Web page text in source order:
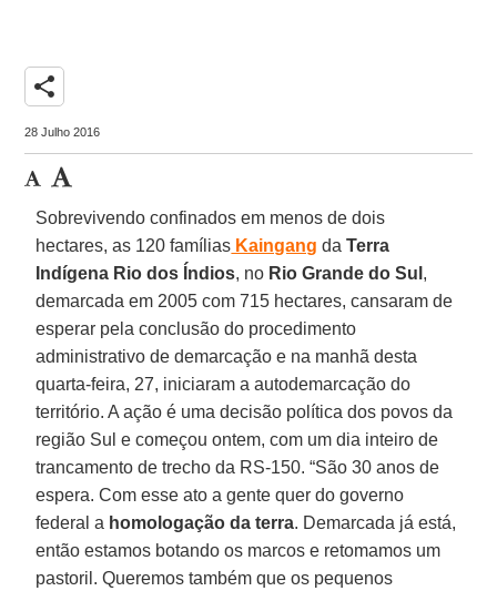
share
28 Julho 2016
Sobrevivendo confinados em menos de dois
hectares, as 120 famílias Kaingang da Terra
Indígena Rio dos Índios, no Rio Grande do Sul ,
demarcada em 2005 com 715 hectares, cansaram de
esperar pela conclusão do procedimento
administrativo de demarcação e na manhã desta
quarta-feira, 27, iniciaram a autodemarcação do
território. A ação é uma decisão política dos povos da
região Sul e começou ontem, com um dia inteiro de
trancamento de trecho da RS-150. “São 30 anos de
espera. Com esse ato a gente quer do governo
federal a homologação da terra. Demarcada já está,
então estamos botando os marcos e retomamos um
pastoril. Queremos também que os pequenos